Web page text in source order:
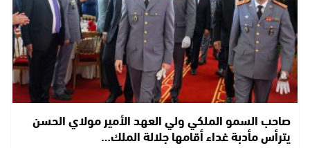
صاحب السمو الملكي ولي العهد الأمير مولاي الحسن
يترأس مأدبة غداء أقامها جلالة الملك…